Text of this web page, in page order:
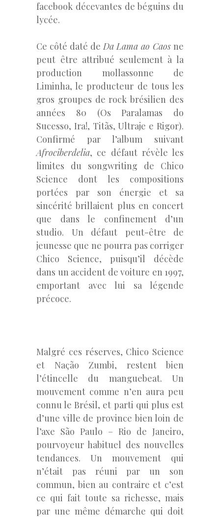
facebook décevantes de béguins du
lycée.
Ce côté daté deDa Lama ao Caos ne
peut être attribué seulement à la
production mollassonne de
Liminha, le producteur de tous les
gros groupes de rock brésilien des
années 80 (Os Paralamas do
Sucesso, Ira!, Titãs, Ultraje e Rigor).
Confirmé par l’album suivant
Afrociberdelia, ce défaut révèle les
limites du songwriting de Chico
Science dont les compositions
portées par son énergie et sa
sincérité brillaient plus en concert
que dans le confinement d’un
studio. Un défaut peut-être de
jeunesse que ne pourra pas corriger
Chico Science, puisqu’il décède
dans un accident de voiture en 1997,
emportant avec lui sa légende
précoce.
Malgré ces réserves, Chico Science
et Nação Zumbi, restent bien
l’étincelle du manguebeat. Un
mouvement comme n’en aura peu
connu le Brésil, et parti qui plus est
d’une ville de province bien loin de
l’axe São Paulo – Rio de Janeiro,
pourvoyeur habituel des nouvelles
tendances. Un mouvement qui
n’était pas réuni par un son
commun, bien au contraire et c’est
ce qui fait toute sa richesse, mais
par une même démarche qui doit